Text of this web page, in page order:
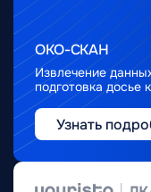
ОКО-СКАН
Извлечение
подготовка досье
Узнать